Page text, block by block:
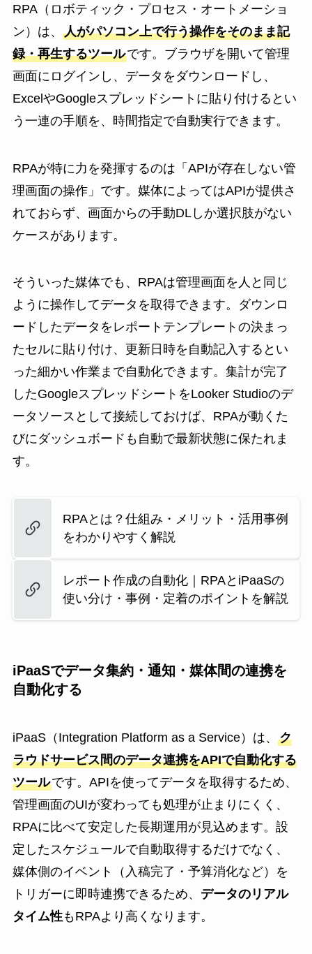
RPA（ロボティック・プロセス・オートメーショ
ン）は、 人がパソコン上で行う操作をそのまま記
録・再生するツールです。ブラウザを開いて管理
画面にログインし、データをダウンロードし、
ExcelやGoogleスプレッドシートに貼り付けるとい
う一連の手順を、時間指定で自動実行できます。
RPAが特に力を発揮するのは「APIが存在しない管
理画面の操作」です。媒体によってはAPIが提供さ
れておらず、画面からの手動DLしか選択肢がない
ケースがあります。
そういった媒体でも、RPAは管理画面を人と同じ
ように操作してデータを取得できます。ダウンロ
ードしたデータをレポートテンプレートの決まっ
たセルに貼り付け、更新日時を自動記入するとい
った細かい作業まで自動化できます。集計が完了
したGoogleスプレッドシートをLooker Studioのデ
ータソースとして接続しておけば、RPAが動くた
びにダッシュボードも自動で最新状態に保たれま
す。
RPAとは？仕組み・メリット・活用事例
をわかりやすく解説
レポート作成の自動化｜RPAとiPaaSの
使い分け・事例・定着のポイントを解説
iPaaSでデータ集約・通知・媒体間の連携を
自動化する
iPaaS（Integration Platform as a Service）は、 ク
ラウドサービス間のデータ連携をAPIで自動化する
ツールです。APIを使ってデータを取得するため、
管理画面のUIが変わっても処理が止まりにくく、
RPAに比べて安定した長期運用が見込めます。設
定したスケジュールで自動取得するだけでなく、
媒体側のイベント（入稿完了・予算消化など）を
トリガーに即時連携できるため、 データのリアル
タイム性もRPAより高くなります。